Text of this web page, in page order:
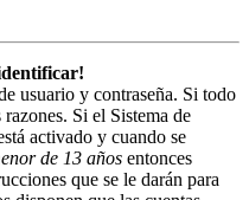
usuario y contraseña. Si todo
Si el Sistema de
activado y cuando se
de 13 años entonces
que se le darán para